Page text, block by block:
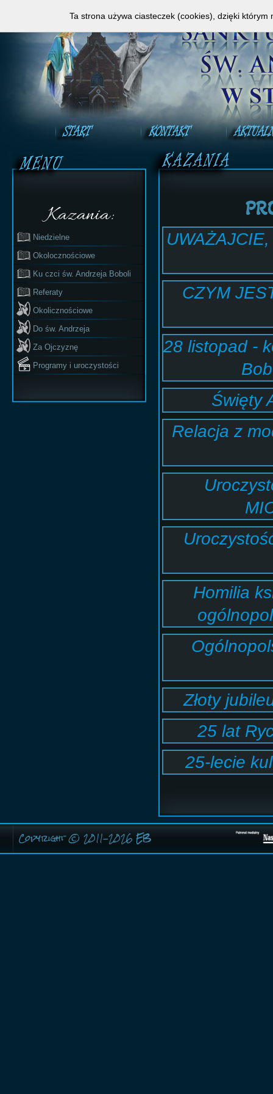
Kazania:
Niedzielne
Okolocznościowe
Ku czci św. Andrzeja Boboli
Referaty
Okolicznościowe
Do św. Andrzeja
Za Ojczyznę
Programy i uroczystości
CZYM
28 listopad -
Święty
Relacja z
Homilia
Złoty
25 lat
25-lecie
Copyright © 2011-2026 EB
Ta strona używa ciasteczek (cookies), dzięki którym